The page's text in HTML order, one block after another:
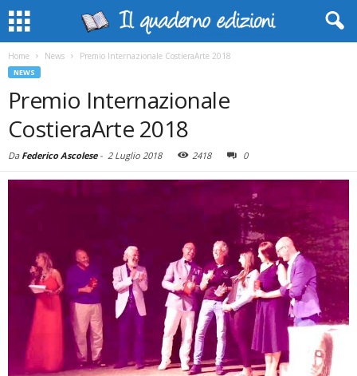
Home News Premio Internazionale CostieraArte 2018
NEWS
Premio Internazionale
CostieraArte 2018
Da Federico Ascolese- 2 Luglio 2018 2418 0